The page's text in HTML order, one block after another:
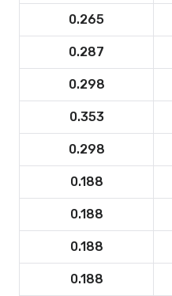
0.265
0.287
0.298
0.353
0.298
0.188
0.188
0.188
0.188